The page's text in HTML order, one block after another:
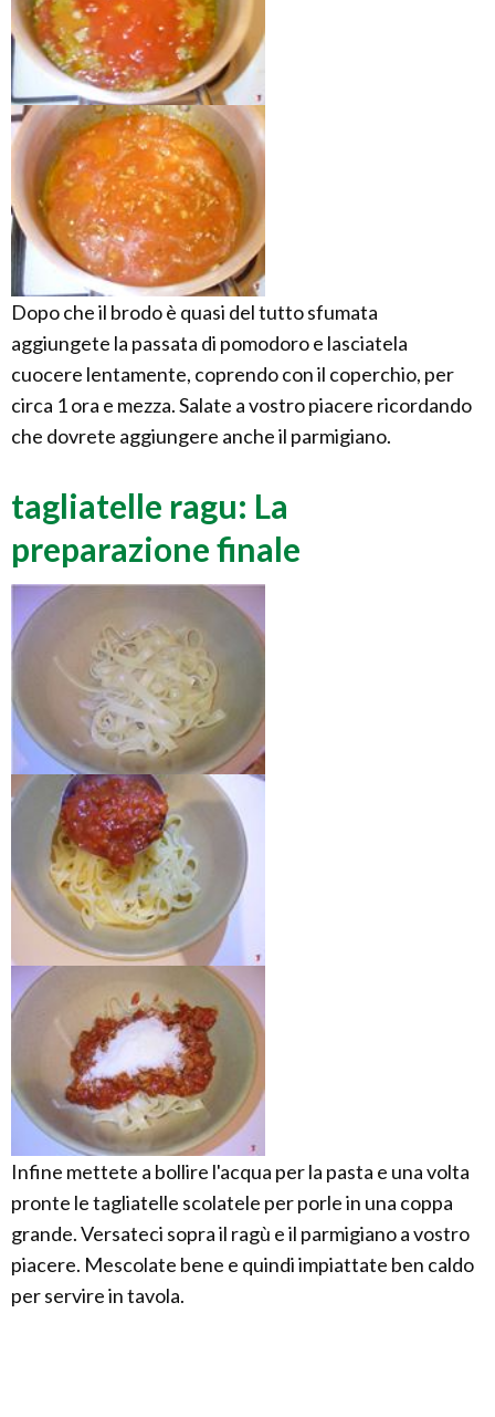
Dopo che il brodo è quasi del tutto sfumata
aggiungete la passata di pomodoro e lasciatela
cuocere lentamente, coprendo con il coperchio, per
circa 1 ora e mezza. Salate a vostro piacere ricordando
che dovrete aggiungere anche il parmigiano.
tagliatelle ragu: La
preparazione finale
Infine mettete a bollire l'acqua per la pasta e una volta
pronte le tagliatelle scolatele per porle in una coppa
grande. Versateci sopra il ragù e il parmigiano a vostro
piacere. Mescolate bene e quindi impiattate ben caldo
per servire in tavola.